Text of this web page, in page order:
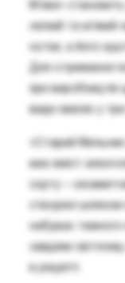
М’яке»
легкий та
нотки, а його
Для отримання
при
види хмелю у три
«Старий
має вміст
сорту –
створені
набуває темного
завдяки